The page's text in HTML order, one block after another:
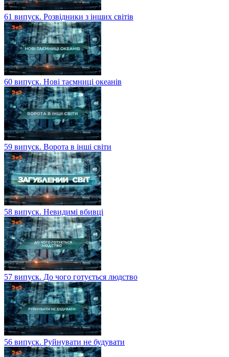
61 випуск. Розвідники з інших світів
60 випуск. Нові таємниці океанів
59 випуск. Ворота в інші світи
58 випуск. Невидимі вбивці
57 випуск. До чого готується людство
56 випуск. Руйнувати не будувати